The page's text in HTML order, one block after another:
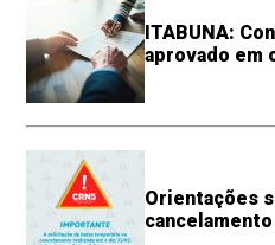
ITABUNA:
aprovado em
Orientações
cancelamento